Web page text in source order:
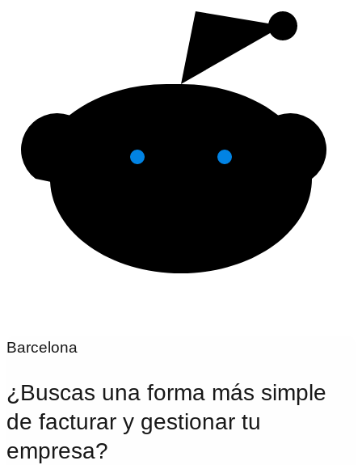
Barcelona
¿Buscas una forma más simple
de facturar y gestionar tu
empresa?